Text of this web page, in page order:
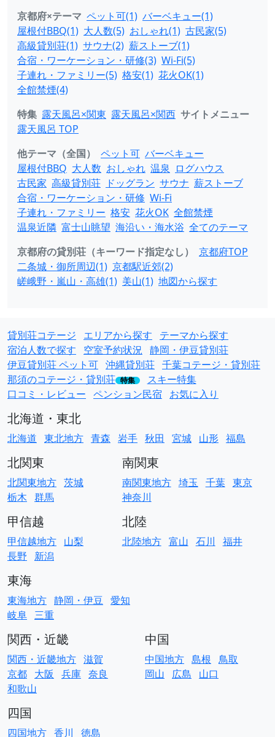
京都府×テーマ ペット可(1) バーベキュー(1)
屋根付BBQ(1) 大人数(5) おしゃれ(1) 古民家(5)
高級貸別荘(1) サウナ(2) 薪ストーブ(1)
合宿・ワーケーション・研修(3) Wi-Fi(5)
子連れ・ファミリー(5) 格安(1) 花火OK(1)
全館禁煙(4)
特集 露天風呂×関東 露天風呂×関西 サイトメニュー
露天風呂 TOP
他テーマ（全国）
ペット可 バーベキュー
屋根付BBQ 大人数 おしゃれ 温泉 ログハウス
古民家 高級貸別荘 ドッグラン サウナ 薪ストーブ
合宿・ワーケーション・研修 Wi-Fi
子連れ・ファミリー 格安 花火OK 全館禁煙
温泉近隣 富士山眺望 海沿い・海水浴 全てのテーマ
京都府の貸別荘（キーワード指定なし）
京都府TOP
二条城・御所周辺(1) 京都駅近郊(2)
嵯峨野・嵐山・高雄(1) 美山(1) 地図から探す
貸別荘コテージ エリアから探す
テーマから探す
宿泊人数で探す
空室予約状況 静岡・伊豆貸別荘
伊豆貸別荘 ペット可 沖縄貸別荘 千葉コテージ・貸別荘
那須のコテージ・貸別荘 特集
スキー特集
口コミ・レビュー ペンション民宿 お気に入り
北海道・東北
北海道 東北地方 青森 岩手 秋田 宮城 山形 福島
北関東
北関東地方 茨城
栃木 群馬
南関東
南関東地方 埼玉 千葉 東京
神奈川
甲信越
甲信越地方 山梨
長野
新潟
北陸
北陸地方 富山 石川 福井
東海
東海地方 静岡・伊豆 愛知
岐阜 三重
関西・近畿
関西・近畿地方 滋賀
京都 大阪 兵庫 奈良
和歌山
中国
中国地方 島根 鳥取
岡山
広島 山口
四国
四国地方 香川 徳島